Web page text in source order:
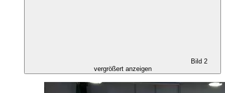
Bild 2
vergrößert anzeigen